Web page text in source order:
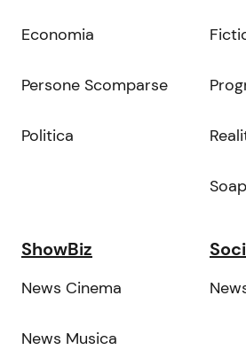
Economia
Persone Scomparse
Politica
ShowBiz
News Cinema
News Musica